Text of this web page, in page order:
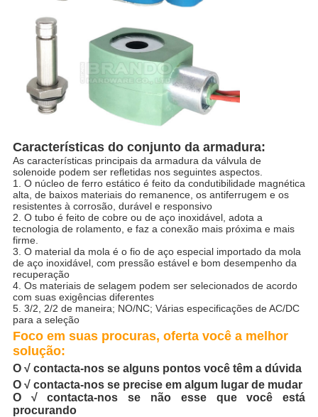
Características do conjunto da armadura:
As características principais da armadura da válvula de
solenoide podem ser refletidas nos seguintes aspectos.
1. O núcleo de ferro estático é feito da condutibilidade magnética
alta, de baixos materiais do remanence, os antiferrugem e os
resistentes à corrosão, durável e responsivo
2. O tubo é feito de cobre ou de aço inoxidável, adota a
tecnologia de rolamento, e faz a conexão mais próxima e mais
firme.
3. O material da mola é o fio de aço especial importado da mola
de aço inoxidável, com pressão estável e bom desempenho da
recuperação
4. Os materiais de selagem podem ser selecionados de acordo
com suas exigências diferentes
5. 3/2, 2/2 de maneira; NO/NC; Várias especificações de AC/DC
para a seleção
Foco em suas procuras, oferta você a melhor
solução:
O √ contacta-nos se alguns pontos você têm a dúvida
O √ contacta-nos se precise em algum lugar de mudar
O √ contacta-nos se não esse que você está
procurando